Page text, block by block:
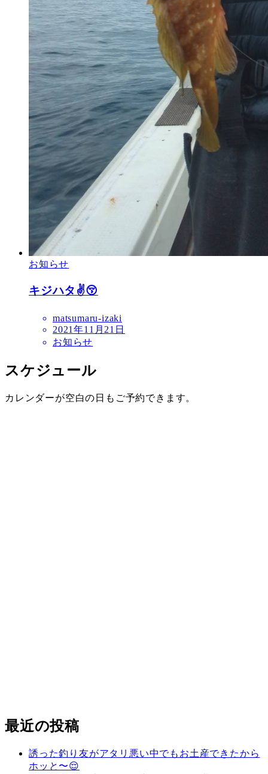
お知らせ
キジハタ✌️😚
matsumaru-izaki
2021年11月21日
お知らせ
スケジュール
カレンダーが空白の日もご予約できます。
最近の投稿
誘った釣り友がアタリ悪い中でもお土産できたから
ホッと〜😌